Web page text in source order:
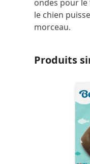
ondes pour
le chien
morceau.
Produits